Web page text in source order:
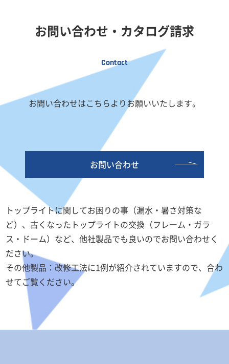
お問い合わせ・カタログ請求
Contact
お問い合わせはこちらよりお願いいたします。
お問い合わせ
トップライトに関してお困りの事（漏水・暑さ対策な
ど）、古くなったトップライトの交換（フレーム・ガラ
ス・ドーム）など、他社製品でも良いのでお問い合わせく
ださい。
その他製品：改修工法に1例が紹介されていますので、合わ
せてご覧ください。